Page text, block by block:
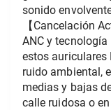
sonido
【Cancelación
ANC y
estos auriculares
ruido ambiental,
medias y bajas
calle ruidosa o